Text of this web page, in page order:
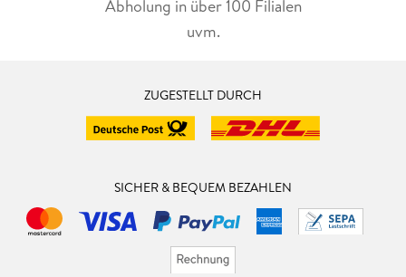
Abholung in über 100 Filialen
uvm.
ZUGESTELLT DURCH
SICHER & BEQUEM BEZAHLEN